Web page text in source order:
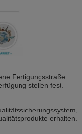
Fertigungsstraße
stellen fest.
erhalten.